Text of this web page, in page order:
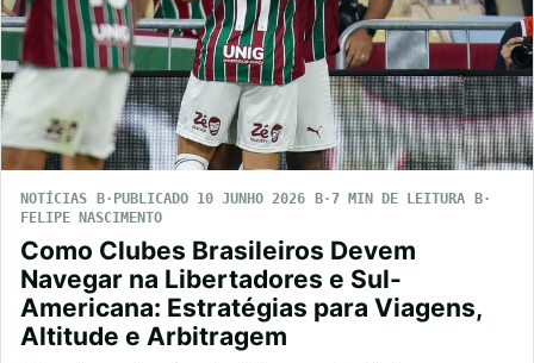
NOTÍCIAS PUBLICADO 10 JUNHO 2026
7 MIN DE LEITURA
FELIPE NASCIMENTO
Como Clubes Brasileiros Devem
Navegar na Libertadores e Sul-
Americana: Estratégias para Viagens,
Altitude e Arbitragem